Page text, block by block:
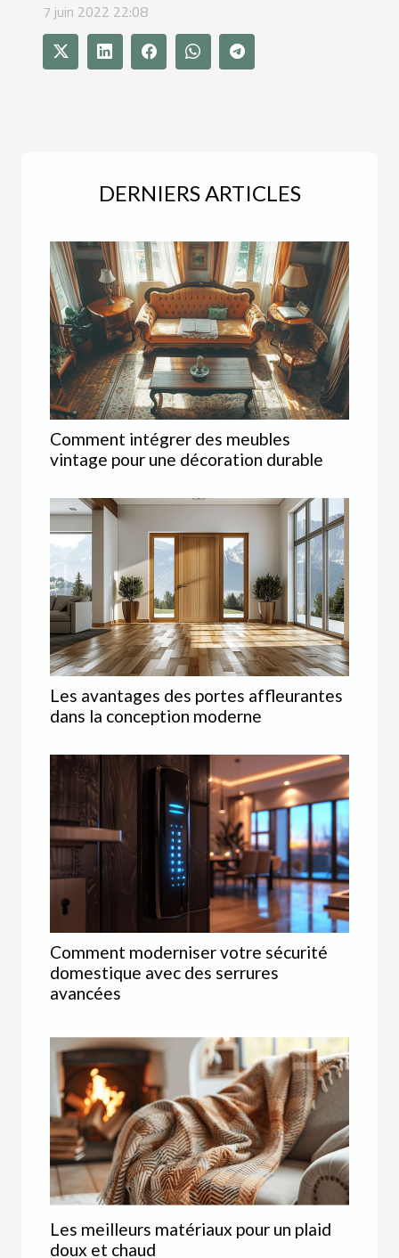
7 juin 2022 22:08
DERNIERS ARTICLES
Comment intégrer des meubles
vintage pour une décoration durable
Les avantages des portes affleurantes
dans la conception moderne
Comment moderniser votre sécurité
domestique avec des serrures
avancées
Les meilleurs matériaux pour un plaid
doux et chaud